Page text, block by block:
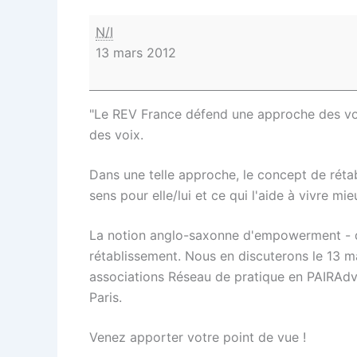
N/I
13 mars 2012
"Le REV France défend une approche des
des voix.
Dans une telle approche, le concept de
sens pour elle/lui et ce qui l'aide à vivre
La notion anglo-saxonne d'empowerment
rétablissement. Nous en discuterons le 13
associations Réseau de pratique en
Paris.
Venez apporter votre point de vue !